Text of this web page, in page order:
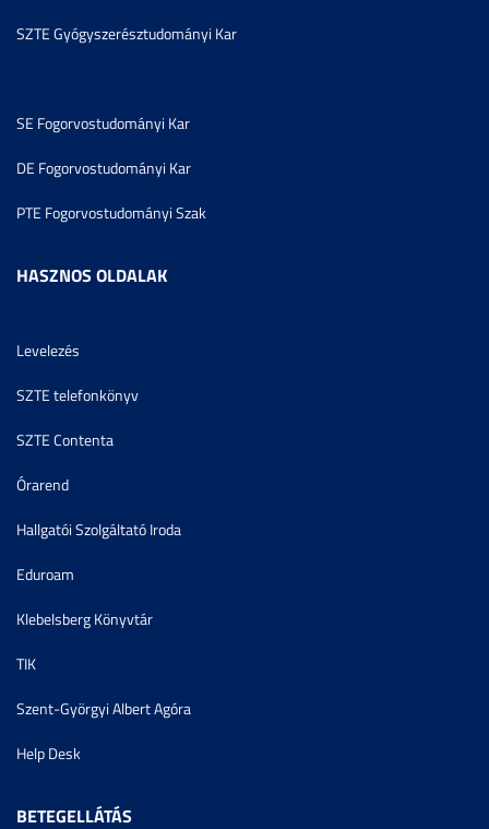
SZTE Gyógyszerésztudományi Kar
SE Fogorvostudományi Kar
DE Fogorvostudományi Kar
PTE Fogorvostudományi Szak
HASZNOS OLDALAK
Levelezés
SZTE telefonkönyv
SZTE Contenta
Órarend
Hallgatói Szolgáltató Iroda
Eduroam
Klebelsberg Könyvtár
TIK
Szent-Györgyi Albert Agóra
Help Desk
BETEGELLÁTÁS